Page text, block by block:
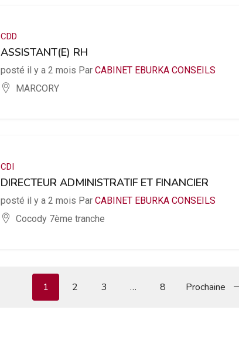
CDD
ASSISTANT(E) RH
posté il y a 2 mois ParCABINET EBURKA CONSEILS
MARCORY
CDI
DIRECTEUR ADMINISTRATIF ET FINANCIER
posté il y a 2 mois ParCABINET EBURKA CONSEILS
Cocody 7ème tranche
1 2 3 … 8 Prochaine